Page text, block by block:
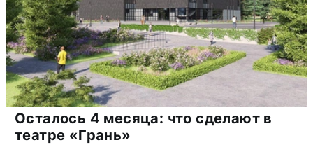
Осталось 4 месяца: что сделают в
театре «Грань»